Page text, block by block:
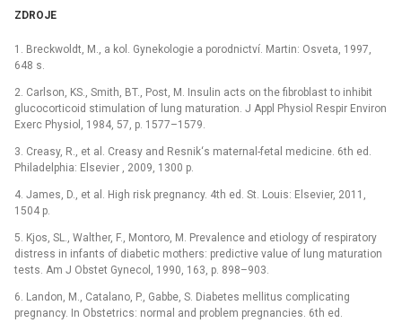
ZDROJE
1. Breckwoldt, M., a kol. Gynekologie a porodnictví. Martin: Osveta, 1997,
648 s.
2. Carlson, KS., Smith, BT., Post, M. Insulin acts on the fibroblast to inhibit
glucocorticoid stimulation of lung maturation. J Appl Physiol Respir Environ
Exerc Physiol, 1984, 57, p. 1577–1579.
3. Creasy, R., et al. Creasy and Resnik‘s maternal-fetal medicine. 6th ed.
Philadelphia: Elsevier , 2009, 1300 p.
4. James, D., et al. High risk pregnancy. 4th ed. St. Louis: Elsevier, 2011,
1504 p.
5. Kjos, SL., Walther, F., Montoro, M. Prevalence and etiology of respiratory
distress in infants of diabetic mothers: predictive value of lung maturation
tests. Am J Obstet Gynecol, 1990, 163, p. 898–903.
6. Landon, M., Catalano, P., Gabbe, S. Diabetes mellitus complicating
pregnancy. In Obstetrics: normal and problem pregnancies. 6th ed.